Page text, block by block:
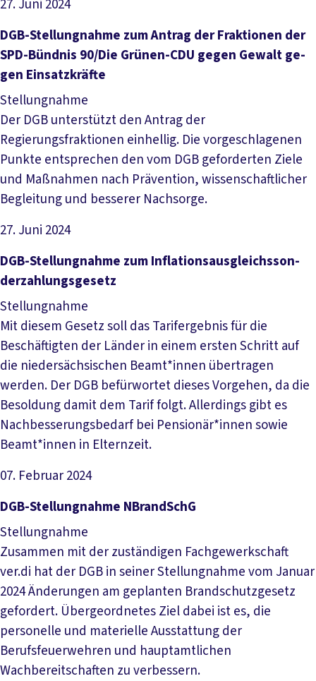
27. Juni 2024
Datei herunterladen
DGB-­Stel­lung­nah­me zum An­trag der Frak­tio­nen der
SPD-Bünd­nis 90/­Die Grü­nen-C­DU ge­gen Ge­walt ge­
gen Ein­satz­kräf­te
Stellungnahme
Der DGB unterstützt den Antrag der
Regierungsfraktionen einhellig. Die vorgeschlagenen
Punkte entsprechen den vom DGB geforderten Ziele
und Maßnahmen nach Prävention, wissenschaftlicher
Begleitung und besserer Nachsorge.
27. Juni 2024
Datei herunterladen
DGB-­Stel­lung­nah­me zum In­fla­ti­ons­aus­gleichs­son­
der­zah­lungs­ge­setz
Stellungnahme
Mit diesem Gesetz soll das Tarifergebnis für die
Beschäftigten der Länder in einem ersten Schritt auf
die niedersächsischen Beamt*innen übertragen
werden. Der DGB befürwortet dieses Vorgehen, da die
Besoldung damit dem Tarif folgt. Allerdings gibt es
Nachbesserungsbedarf bei Pensionär*innen sowie
Beamt*innen in Elternzeit.
07. Februar 2024
Datei herunterladen
DGB-­Stel­lung­nah­me NBrandSchG
Stellungnahme
Zusammen mit der zuständigen Fachgewerkschaft
ver.di hat der DGB in seiner Stellungnahme vom Januar
2024 Änderungen am geplanten Brandschutzgesetz
gefordert. Übergeordnetes Ziel dabei ist es, die
personelle und materielle Ausstattung der
Berufsfeuerwehren und hauptamtlichen
Wachbereitschaften zu verbessern.